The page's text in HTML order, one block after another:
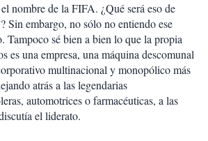
nombre de la FIFA. ¿Qué será eso de
Sin embargo, no sólo no entiendo ese
Tampoco sé bien a bien lo que la propia
es una empresa, una máquina descomunal
multinacional y monopólico más
atrás a las legendarias
automotrices o farmacéuticas, a las
el liderato.